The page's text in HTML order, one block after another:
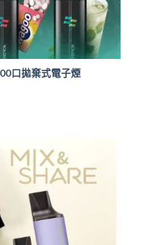
口拋棄式電子煙